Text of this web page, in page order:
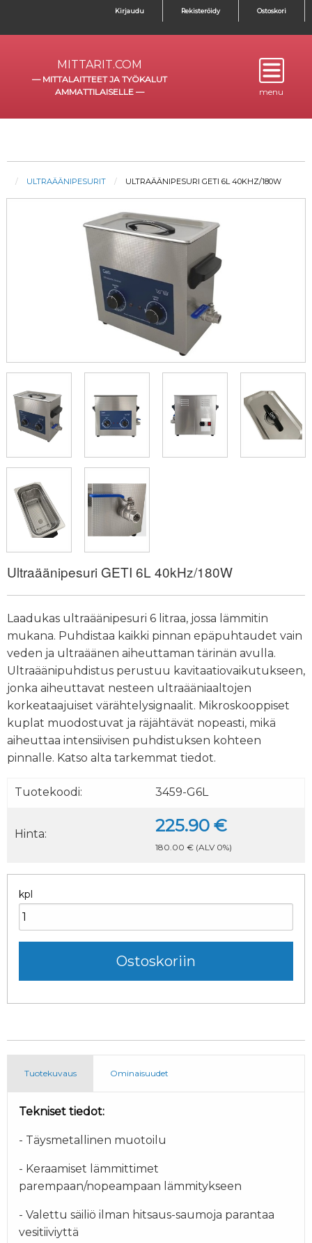
Kirjaudu Rekisteröidy Ostoskori
MITTARIT.COM
— MITTALAITTEET JA TYÖKALUT
AMMATTILAISELLE — menu
ULTRAÄÄNIPESURIT ULTRAÄÄNIPESURI GETI 6L 40KHZ/180W
Ultraäänipesuri GETI 6L 40kHz/180W
Laadukas ultraäänipesuri 6 litraa, jossa lämmitin
mukana. Puhdistaa kaikki pinnan epäpuhtaudet vain
veden ja ultraäänen aiheuttaman tärinän avulla.
Ultraäänipuhdistus perustuu kavitaatiovaikutukseen,
jonka aiheuttavat nesteen ultraääniaaltojen
korkeataajuiset värähtelysignaalit. Mikroskooppiset
kuplat muodostuvat ja räjähtävät nopeasti, mikä
aiheuttaa intensiivisen puhdistuksen kohteen
pinnalle. Katso alta tarkemmat tiedot.
Tuotekoodi: 3459-G6L
Hinta: 225.90 €
180.00 € (ALV 0%)
kpl
Tuotekuvaus Ominaisuudet
Tekniset tiedot:
- Täysmetallinen muotoilu
- Keraamiset lämmittimet
parempaan/nopeampaan lämmitykseen
- Valettu säiliö ilman hitsaus-saumoja parantaa
vesitiiviyttä